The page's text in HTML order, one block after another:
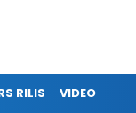
RILIS VIDEO